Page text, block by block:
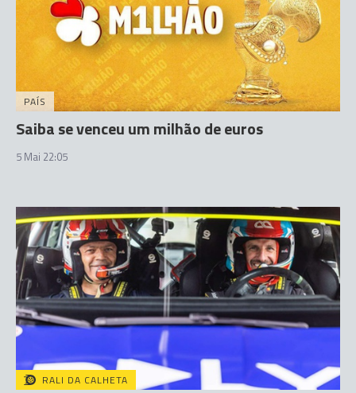
PAÍS
Saiba se venceu um milhão de euros
5 Mai 22:05
RALI DA CALHETA